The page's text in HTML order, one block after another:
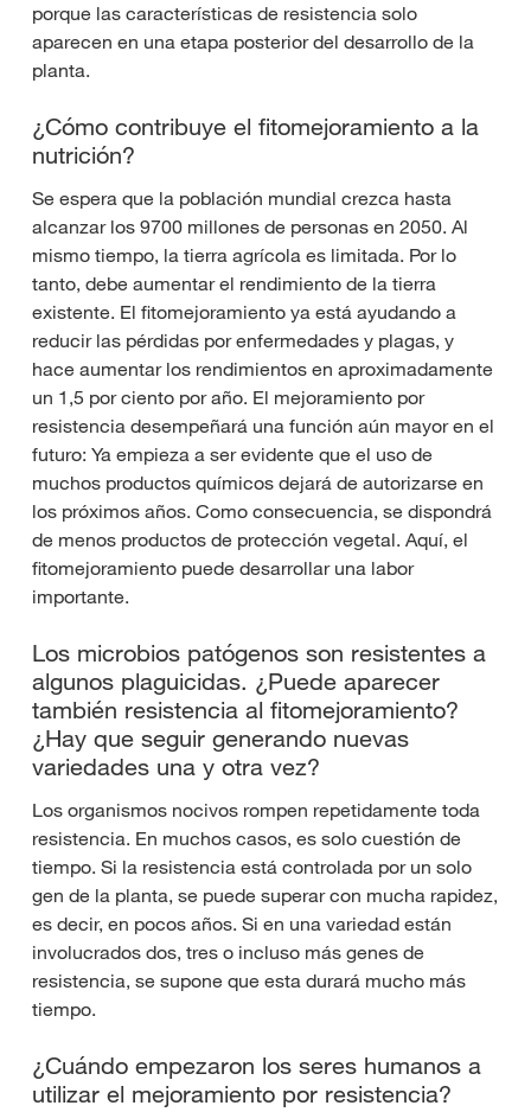
porque las características de resistencia solo
aparecen en una etapa posterior del desarrollo de la
planta.
¿Cómo contribuye el fitomejoramiento a la
nutrición?
Se espera que la población mundial crezca hasta
alcanzar los 9700 millones de personas en 2050. Al
mismo tiempo, la tierra agrícola es limitada. Por lo
tanto, debe aumentar el rendimiento de la tierra
existente. El fitomejoramiento ya está ayudando a
reducir las pérdidas por enfermedades y plagas, y
hace aumentar los rendimientos en aproximadamente
un 1,5 por ciento por año. El mejoramiento por
resistencia desempeñará una función aún mayor en el
futuro: Ya empieza a ser evidente que el uso de
muchos productos químicos dejará de autorizarse en
los próximos años. Como consecuencia, se dispondrá
de menos productos de protección vegetal. Aquí, el
fitomejoramiento puede desarrollar una labor
importante.
Los microbios patógenos son resistentes a
algunos plaguicidas. ¿Puede aparecer
también resistencia al fitomejoramiento?
¿Hay que seguir generando nuevas
variedades una y otra vez?
Los organismos nocivos rompen repetidamente toda
resistencia. En muchos casos, es solo cuestión de
tiempo. Si la resistencia está controlada por un solo
gen de la planta, se puede superar con mucha rapidez,
es decir, en pocos años. Si en una variedad están
involucrados dos, tres o incluso más genes de
resistencia, se supone que esta durará mucho más
tiempo.
¿Cuándo empezaron los seres humanos a
utilizar el mejoramiento por resistencia?